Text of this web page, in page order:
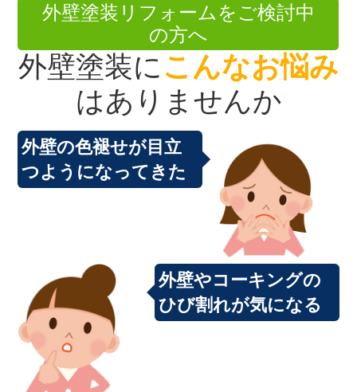
外壁塗装リフォームをご検討中
の方へ
外壁塗装に こんなお悩み
はありませんか
外壁の色褪せが目立
つようになってきた
外壁やコーキングの
ひび割れが気になる